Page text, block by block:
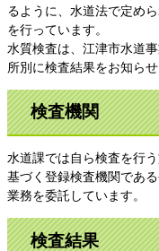
るように、水道法で定め
を行っています。
水質検査は、江津市水道
所別に検査結果をお知らせ
検査機関
水道課では自ら検査を行
基づく登録検査機関であ
業務を委託しています。
検査結果